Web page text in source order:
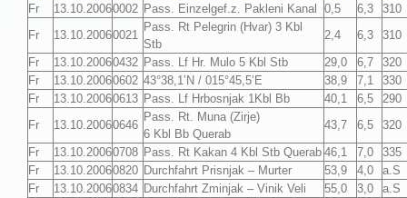
Fr
13.10.20060002 Pass. Einzelgef.z. Pakleni Kanal 0,5 6,3
310
Fr
13.10.20060021
Pass. Rt Pelegrin (Hvar) 3 Kbl
Stb
2,4 6,3
310
Fr
13.10.20060432 Pass. Lf Hr. Mulo 5 Kbl Stb 29,0 6,7
320
Fr
13.10.20060602 43°38,1’N / 015°45,5’E 38,9 7,1
330
Fr
13.10.20060613 Pass. Lf Hrbosnjak 1Kbl Bb 40,1 6,5
290
Fr
13.10.20060646
Pass. Rt. Muna (Zirje)
6 Kbl Bb Querab
43,7 6,5
320
Fr
13.10.20060708 Pass. Rt Kakan 4 Kbl Stb Querab 46,1 7,0
335
Fr
13.10.20060820 Durchfahrt Prisnjak – Murter 53,9 4,0
a.S
Fr
13.10.20060834 Durchfahrt Zminjak – Vinik Veli 55,0 3,0
a.S